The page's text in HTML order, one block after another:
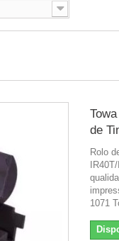
de
Rolo
1071